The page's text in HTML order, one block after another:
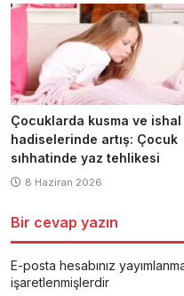
Çocuklarda kusma ve ishal
hadiselerinde artış: Çocuk
sıhhatinde yaz tehlikesi
8 Haziran 2026
Bir cevap yazın
E-posta hesabınız
işaretlenmişlerdir